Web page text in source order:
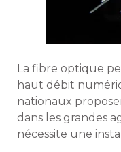
La fibre optique
haut débit
nationaux
dans les grandes
nécessite une